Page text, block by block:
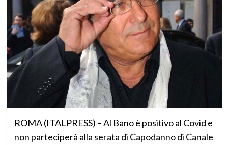
ROMA (ITALPRESS) – Al Bano è positivo al Covid e
non parteciperà alla serata di Capodanno di Canale